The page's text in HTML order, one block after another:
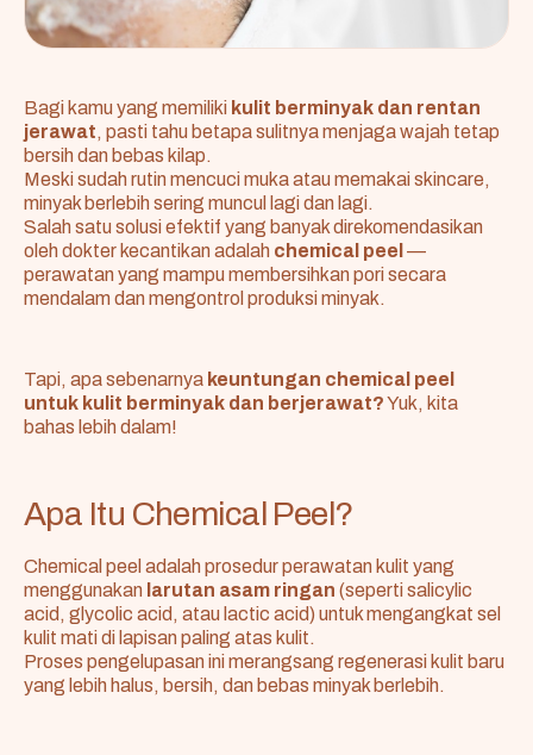
Bagi kamu yang memiliki kulit berminyak dan rentan
jerawat, pasti tahu betapa sulitnya menjaga wajah tetap
bersih dan bebas kilap.
Meski sudah rutin mencuci muka atau memakai skincare,
minyak berlebih sering muncul lagi dan lagi.
Salah satu solusi efektif yang banyak direkomendasikan
oleh dokter kecantikan adalah chemical peel —
perawatan yang mampu membersihkan pori secara
mendalam dan mengontrol produksi minyak.
Tapi, apa sebenarnya keuntungan chemical peel
untuk kulit berminyak dan berjerawat?Yuk, kita
bahas lebih dalam!
Apa Itu Chemical Peel?
Chemical peel adalah prosedur perawatan kulit yang
menggunakan larutan asam ringan (seperti salicylic
acid, glycolic acid, atau lactic acid) untuk mengangkat sel
kulit mati di lapisan paling atas kulit.
Proses pengelupasan ini merangsang regenerasi kulit baru
yang lebih halus, bersih, dan bebas minyak berlebih.